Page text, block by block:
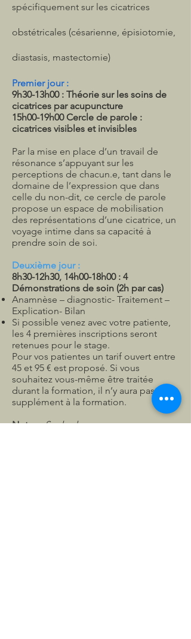
spécifiquement sur les cicatrices
obstétricales (césarienne, épisiotomie,
diastasis, mastectomie)
Premier jour :
9h30-13h00 : Théorie sur les soins de
cicatrices par acupuncture
15h00-19h00 Cercle de parole :
cicatrices visibles et invisibles
Par la mise en place d’un travail de
résonance s’appuyant sur les
perceptions de chacun.e, tant dans le
domaine de l’expression que dans
celle du non-dit, ce cercle de parole
propose un espace de mobilisation
des représentations d’une cicatrice, un
voyage intime dans sa capacité à
prendre soin de soi.
Deuxième jour :
8h30-12h30, 14h00-18h00 : 4
Démonstrations de soin (2h par cas)
Anamnèse – diagnostic- Traitement –
Explication- Bilan
Si possible venez avec votre patiente,
les 4 premières inscriptions seront
retenues pour le stage.
Pour vos patientes un tarif ouvert entre
45 et 95 € est proposé. Si vous
souhaitez vous-même être traitée
durant la formation, il n’y aura pas de
supplément à la formation.
Notes : Seules les personnes